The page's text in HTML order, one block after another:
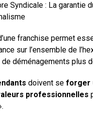
Syndicale : La garantie
franchise permet
sur l’ensemble de
de déménagements plus
doivent se forger
professionnelles